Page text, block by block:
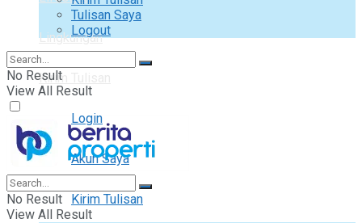
Lingkungan
Kirim Tulisan
Login
Akun Saya
Kirim Tulisan
Tulisan Saya
Logout
No Result
View All Result
No Result
View All Result